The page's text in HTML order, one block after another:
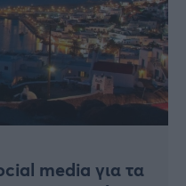
media για τα